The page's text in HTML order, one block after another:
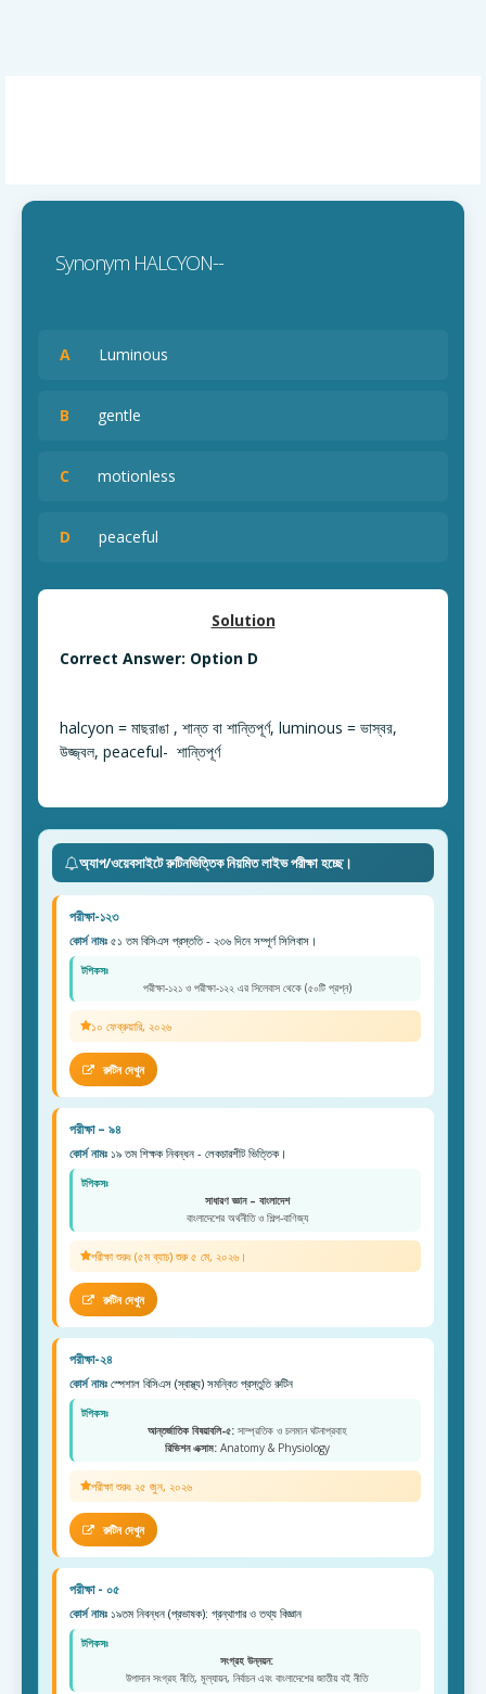
Synonym HALCYON--
A Luminous
B gentle
C motionless
D peaceful
Solution
Correct Answer: Option D
halcyon = মাছরাঙা , শান্ত বা শান্তিপূর্ণ, luminous = ভাস্বর,
উজ্জ্বল, peaceful- শান্তিপূর্ণ
অ্যাপ/ওয়েবসাইটে রুটিনভিত্তিক নিয়মিত লাইভ পরীক্ষা হচ্ছে।
পরীক্ষা-১২৩
কোর্স নামঃ ৫১ তম বিসিএস প্রস্ততি - ২৩৬ দিনে সম্পূর্ণ সিলিবাস।
টপিকসঃ
পরীক্ষা-১২১ ও পরীক্ষা-১২২ এর সিলেবাস থেকে (৫০টি প্রশ্ন)
১০ ফেব্রুয়ারি, ২০২৬
রুটিন দেখুন
পরীক্ষা – ৯৪
কোর্স নামঃ ১৯ তম শিক্ষক নিবন্ধন - লেকচারশীট ভিত্তিক।
টপিকসঃ
সাধারণ জ্ঞান – বাংলাদেশ
বাংলাদেশের অর্থনীতি ও শিল্প-বাণিজ্য
পরীক্ষা শুরুঃ (৫ম ব্যাচ) শুরু ৫ মে, ২০২৬।
রুটিন দেখুন
পরীক্ষা-২৪
কোর্স নামঃ স্পেশাল বিসিএস (স্বাস্থ্য) সমন্বিত প্রস্তুতি রুটিন
টপিকসঃ
আন্তর্জাতিক বিষয়াবলি-৫:সাম্প্রতিক ও চলমান ঘটনাপ্রবাহ
রিভিশন এক্সাম:Anatomy & Physiology
পরীক্ষা শুরুঃ ২৫ জুন, ২০২৬
রুটিন দেখুন
পরীক্ষা - ০৫
কোর্স নামঃ ১৯তম নিবন্ধন (প্রভাষক): গ্রন্থাগার ও তথ্য বিজ্ঞান
টপিকসঃ
সংগ্রহ উন্নয়ন:
উপাদান সংগ্রহ নীতি, মূল্যায়ন, নির্বাচন এবং বাংলাদেশের জাতীয় বই নীতি